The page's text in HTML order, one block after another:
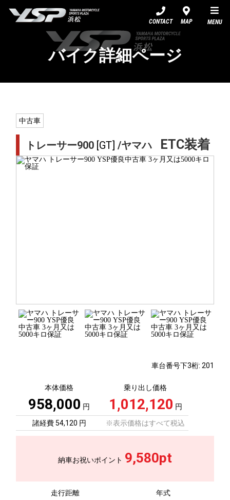
CONTACT MAP MENU
バイク詳細ページ
中古車
トレーサー900 [GT] /ヤマハ ETC装着
車台番号下3桁: 201
本体価格 乗り出し価格
958,000 円 1,012,120 円
諸経費 54,120 円
※表示価格はすべて税込
納車お祝いポイント 9,580pt
走行距離 年式